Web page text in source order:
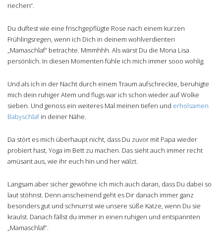
riechen“.
Du duftest wie eine frischgepflügte Rose nach einem kurzen
Frühlingsregen, wenn ich Dich in deinem wohlverdienten
„Mamaschlaf“ betrachte. Mmmhhh. Als wärst Du die Mona Lisa
persönlich. In diesen Momenten fühle ich mich immer sooo wohlig.
Und als ich in der Nacht durch einem Traum aufschreckte, beruhigte
mich dein ruhiger Atem und flugs war ich schon wieder auf Wolke
sieben. Und genoss ein weiteres Mal meinen tiefen und erholsamen
Babyschlafin deiner Nähe.
Da stört es mich überhaupt nicht, dass Du zuvor mit Papa wieder
probiert hast, Yoga im Bett zu machen. Das sieht auch immer recht
amüsant aus, wie ihr euch hin und her wälzt.
Langsam aber sicher gewöhne ich mich auch daran, dass Du dabei so
laut stöhnst. Denn anscheinend geht es Dir danach immer ganz
besonders gut und schnurrst wie unsere süße Katze, wenn Du sie
kraulst. Danach fällst du immer in einen ruhigen und entspannten
„Mamaschlaf“.